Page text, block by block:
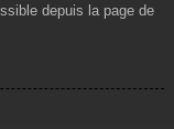
depuis la page de